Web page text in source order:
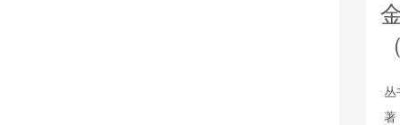
丛
著